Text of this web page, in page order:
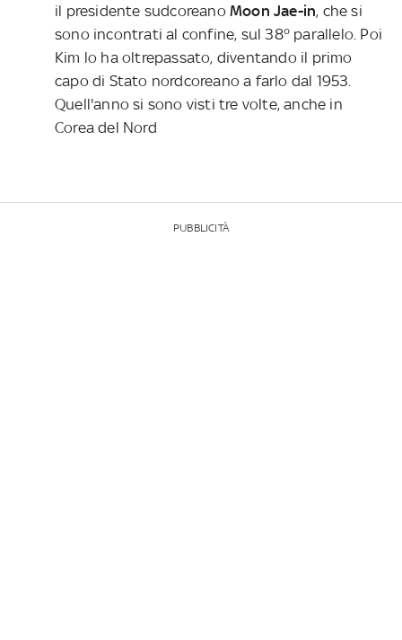
il presidente sudcoreano Moon Jae-in, che si
sono incontrati al confine, sul 38° parallelo. Poi
Kim lo ha oltrepassato, diventando il primo
capo di Stato nordcoreano a farlo dal 1953.
Quell'anno si sono visti tre volte, anche in
Corea del Nord
PUBBLICITÀ